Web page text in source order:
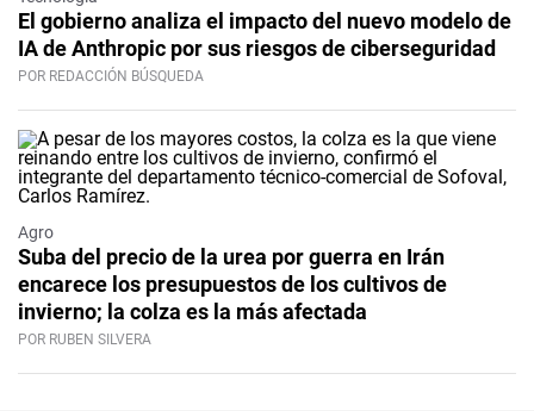
El gobierno analiza el impacto del nuevo modelo de
IA de Anthropic por sus riesgos de ciberseguridad
POR REDACCIÓN BÚSQUEDA
Agro
Suba del precio de la urea por guerra en Irán
encarece los presupuestos de los cultivos de
invierno; la colza es la más afectada
POR RUBEN SILVERA